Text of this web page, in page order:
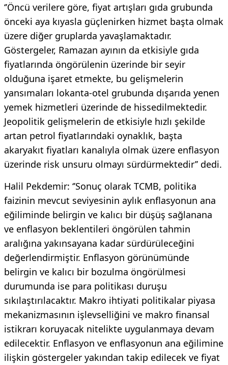
‘’Öncü verilere göre, fiyat artışları gıda grubunda
önceki aya kıyasla güçlenirken hizmet başta olmak
üzere diğer gruplarda yavaşlamaktadır.
Göstergeler, Ramazan ayının da etkisiyle gıda
fiyatlarında öngörülenin üzerinde bir seyir
olduğuna işaret etmekte, bu gelişmelerin
yansımaları lokanta-otel grubunda dışarıda yenen
yemek hizmetleri üzerinde de hissedilmektedir.
Jeopolitik gelişmelerin de etkisiyle hızlı şekilde
artan petrol fiyatlarındaki oynaklık, başta
akaryakıt fiyatları kanalıyla olmak üzere enflasyon
üzerinde risk unsuru olmayı sürdürmektedir’’ dedi.
Halil Pekdemir: ‘’Sonuç olarak TCMB, politika
faizinin mevcut seviyesinin aylık enflasyonun ana
eğiliminde belirgin ve kalıcı bir düşüş sağlanana
ve enflasyon beklentileri öngörülen tahmin
aralığına yakınsayana kadar sürdürüleceğini
değerlendirmiştir. Enflasyon görünümünde
belirgin ve kalıcı bir bozulma öngörülmesi
durumunda ise para politikası duruşu
sıkılaştırılacaktır. Makro ihtiyati politikalar piyasa
mekanizmasının işlevselliğini ve makro finansal
istikrarı koruyacak nitelikte uygulanmaya devam
edilecektir. Enflasyon ve enflasyonun ana eğilimine
ilişkin göstergeler yakından takip edilecek ve fiyat